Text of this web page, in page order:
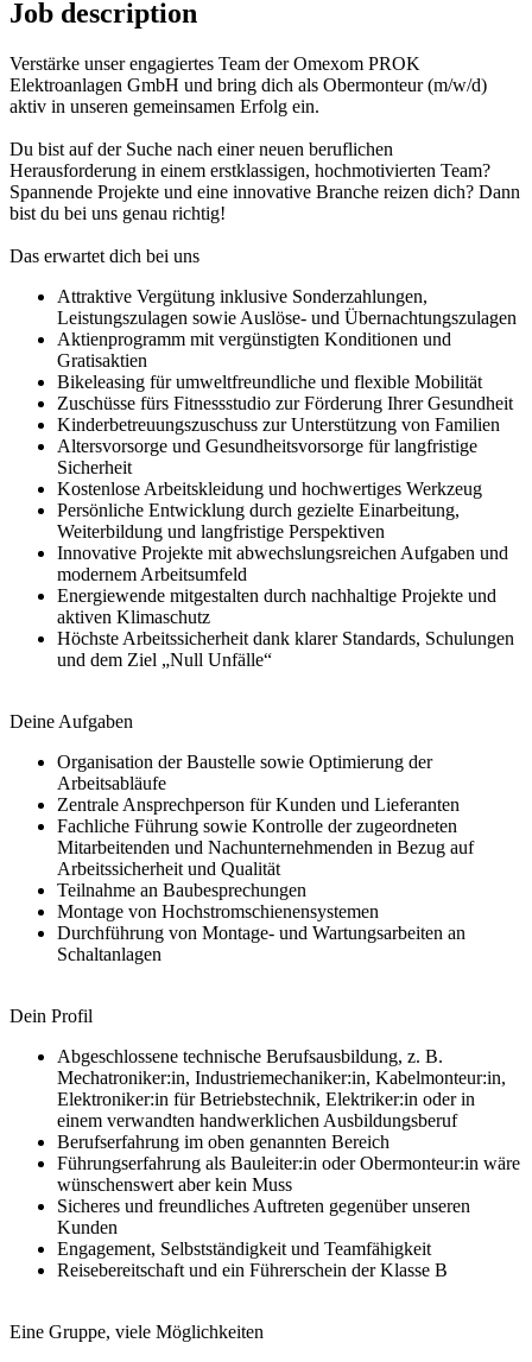
Job description
Verstärke unser engagiertes Team der Omexom PROK
Elektroanlagen GmbH und bring dich als Obermonteur (m/w/d)
aktiv in unseren gemeinsamen Erfolg ein.
Du bist auf der Suche nach einer neuen beruflichen
Herausforderung in einem erstklassigen, hochmotivierten Team?
Spannende Projekte und eine innovative Branche reizen dich? Dann
bist du bei uns genau richtig!
Das erwartet dich bei uns
Attraktive Vergütung inklusive Sonderzahlungen,
Leistungszulagen sowie Auslöse- und Übernachtungszulagen
Aktienprogramm mit vergünstigten Konditionen und
Gratisaktien
Bikeleasing für umweltfreundliche und flexible Mobilität
Zuschüsse fürs Fitnessstudio zur Förderung Ihrer Gesundheit
Kinderbetreuungszuschuss zur Unterstützung von Familien
Altersvorsorge und Gesundheitsvorsorge für langfristige
Sicherheit
Kostenlose Arbeitskleidung und hochwertiges Werkzeug
Persönliche Entwicklung durch gezielte Einarbeitung,
Weiterbildung und langfristige Perspektiven
Innovative Projekte mit abwechslungsreichen Aufgaben und
modernem Arbeitsumfeld
Energiewende mitgestalten durch nachhaltige Projekte und
aktiven Klimaschutz
Höchste Arbeitssicherheit dank klarer Standards, Schulungen
und dem Ziel „Null Unfälle“
Deine Aufgaben
Organisation der Baustelle sowie Optimierung der
Arbeitsabläufe
Zentrale Ansprechperson für Kunden und Lieferanten
Fachliche Führung sowie Kontrolle der zugeordneten
Mitarbeitenden und Nachunternehmenden in Bezug auf
Arbeitssicherheit und Qualität
Teilnahme an Baubesprechungen
Montage von Hochstromschienensystemen
Durchführung von Montage- und Wartungsarbeiten an
Schaltanlagen
Dein Profil
Abgeschlossene technische Berufsausbildung, z. B.
Mechatroniker:in, Industriemechaniker:in, Kabelmonteur:in,
Elektroniker:in für Betriebstechnik, Elektriker:in oder in
einem verwandten handwerklichen Ausbildungsberuf
Berufserfahrung im oben genannten Bereich
Führungserfahrung als Bauleiter:in oder Obermonteur:in wäre
wünschenswert aber kein Muss
Sicheres und freundliches Auftreten gegenüber unseren
Kunden
Engagement, Selbstständigkeit und Teamfähigkeit
Reisebereitschaft und ein Führerschein der Klasse B
Eine Gruppe, viele Möglichkeiten